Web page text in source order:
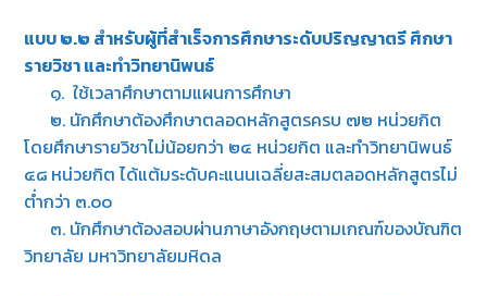
แบบ ๒.๒ สำหรับผู้ที่สำเร็จการศึกษาระดับปริญญาตรี ศึกษา
รายวิชา และทำวิทยานิพนธ์
๑. ใช้เวลาศึกษาตามแผนการศึกษา
๒. นักศึกษาต้องศึกษาตลอดหลักสูตรครบ ๗๒ หน่วยกิต
โดยศึกษารายวิชาไม่น้อยกว่า ๒๔ หน่วยกิต และทำวิทยานิพนธ์
๔๘ หน่วยกิต ได้แต้มระดับคะแนนเฉลี่ยสะสมตลอดหลักสูตรไม่
ต่ำกว่า ๓.๐๐
๓. นักศึกษาต้องสอบผ่านภาษาอังกฤษตามเกณฑ์ของบัณฑิต
วิทยาลัย มหาวิทยาลัยมหิดล